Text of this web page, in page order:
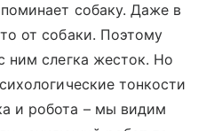
собаку. Даже в
от собаки. Поэтому
ним слегка жесток. Но
тонкости
и робота – мы видим